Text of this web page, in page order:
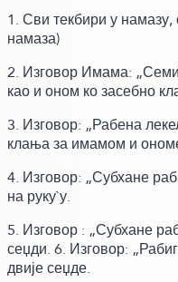
1. Сви текбири у намазу,
намаза)
2. Изговор Имама:
као и оном ко засебно
3. Изговор: „Рабена
клања за имамом и
4. Изговор: „Субхане
на руку`у.
5. Изговор : „Субхане
сеџди. 6. Изговор:
двије сеџде.